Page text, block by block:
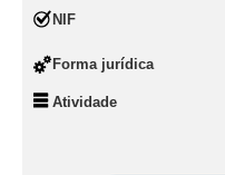
NIF
Forma jurídica
Atividade